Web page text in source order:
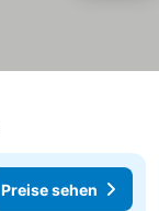
Preise sehen